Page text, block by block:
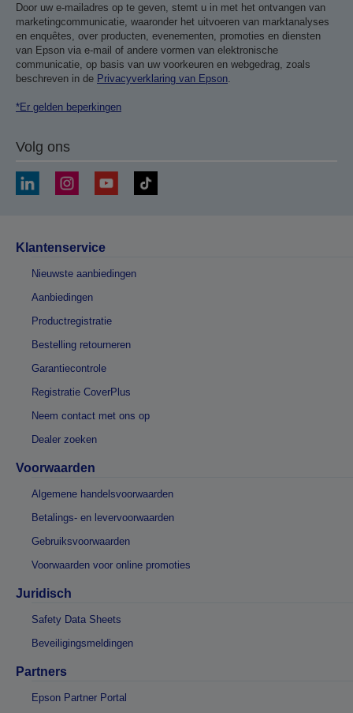
Door uw e-mailadres op te geven, stemt u in met het ontvangen van
marketingcommunicatie, waaronder het uitvoeren van marktanalyses
en enquêtes, over producten, evenementen, promoties en diensten
van Epson via e-mail of andere vormen van elektronische
communicatie, op basis van uw voorkeuren en webgedrag, zoals
beschreven in de Privacyverklaring van Epson.
*Er gelden beperkingen
Volg ons
Klantenservice
Nieuwste aanbiedingen
Aanbiedingen
Productregistratie
Bestelling retourneren
Garantiecontrole
Registratie CoverPlus
Neem contact met ons op
Dealer zoeken
Voorwaarden
Algemene handelsvoorwaarden
Betalings- en levervoorwaarden
Gebruiksvoorwaarden
Voorwaarden voor online promoties
Juridisch
Safety Data Sheets
Beveiligingsmeldingen
Partners
Epson Partner Portal